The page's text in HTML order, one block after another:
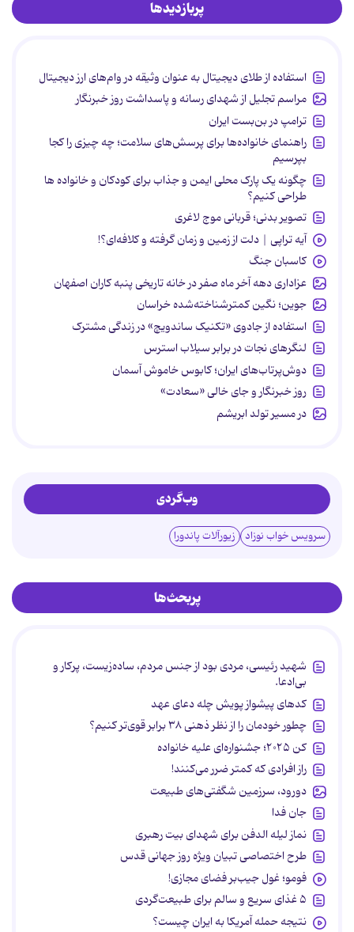
پربازدیدها
استفاده از طلای دیجیتال به عنوان وثیقه در وام‌های ارز دیجیتال
مراسم تجلیل از شهدای رسانه و پاسداشت روز خبرنگار
ترامپ در بن‌بست ایران
راهنمای خانواده‌ها برای پرسش‌های سلامت؛ چه چیزی را کجا
بپرسیم
چگونه یک پارک محلی ایمن و جذاب برای کودکان و خانواده ها
طراحی کنیم؟
تصویر بدنی؛ قربانی موج لاغری
آیه تراپی | دلت از زمین و زمان گرفته و کلافه‌ای؟!
کاسبان جنگ
عزاداری دهه آخر ماه صفر در خانه تاریخی پنبه کاران اصفهان
جوین؛ نگین کمترشناخته‌شده خراسان
استفاده از جادوی «تکنیک ساندویچ» در زندگی مشترک
لنگرهای نجات در برابر سیلاب استرس
دوش‌پرتاب‌های ایران؛ کابوس خاموش آسمان
روز خبرنگار و جای خالی «سعادت»
در مسیر تولد ابریشم
وب‌گردی
سرویس خواب نوزاد زیورآلات پاندورا
پربحث‌ها
شهید رئیسی، مردی بود از جنس مردم، ساده‌زیست، پرکار و
بی‌ادعا.
کدهای پیشواز پویش چله دعای عهد
چطور خودمان را از نظر ذهنی ۳۸ برابر قوی‌تر کنیم؟
کن ۲۰۲۵؛ جشنواره‌ای علیه خانواده
راز افرادی که کمتر ضرر می‌کنند!
دورود، سرزمین شگفتی‌های طبیعت
جان فدا
نماز لیله الدفن برای شهدای بیت رهبری
طرح اختصاصی تبیان ویژه روز جهانی قدس
فومو؛ غول جیب‌بر فضای مجازی!
۵ غذای سریع و سالم برای طبیعت‌گردی
نتیجه حمله آمریکا به ایران چیست؟